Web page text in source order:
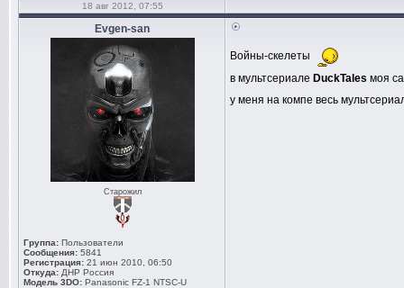
18 авг 2012, 07:55
Evgen-san
Старожил
Группа: Пользователи
Сообщения: 5841
Регистрация: 21 июн 2010, 06:50
Откуда: ДНР Россия
Модель 3DO: Panasonic FZ-1 NTSC-U
Войны-скелеты
в мультсериале DuckTales моя
у меня на компе весь